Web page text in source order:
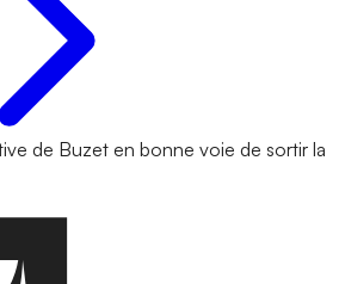
de Buzet en bonne voie de sortir la